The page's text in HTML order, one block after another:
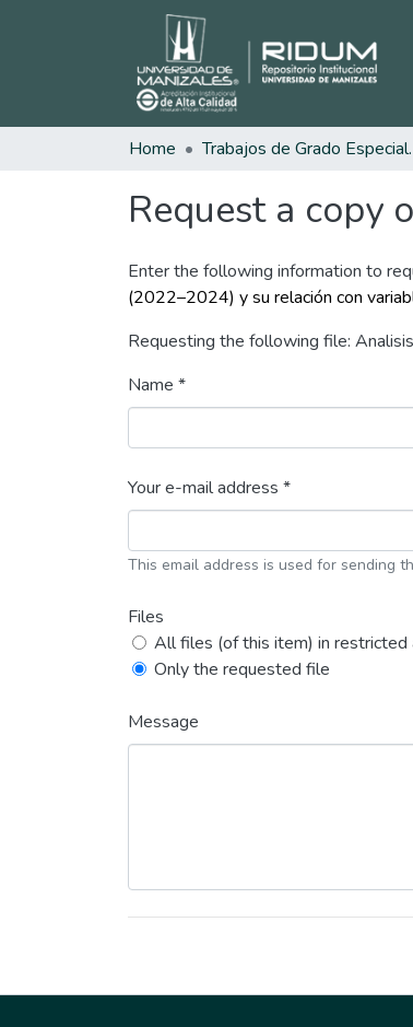
Home Trabajos
Request a copy
Enter the following information to
(2022–2024) y su relación con
Requesting the following file:
Name *
Your e-mail address *
This email address is used for sending
Files
All files (of this item) in restricted
Only the requested file
Message